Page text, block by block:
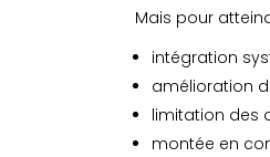
Mais pour
intégration
amélioration
limitation des
montée en